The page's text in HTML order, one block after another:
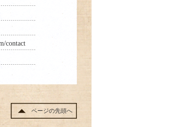
contact
ページの先頭へ